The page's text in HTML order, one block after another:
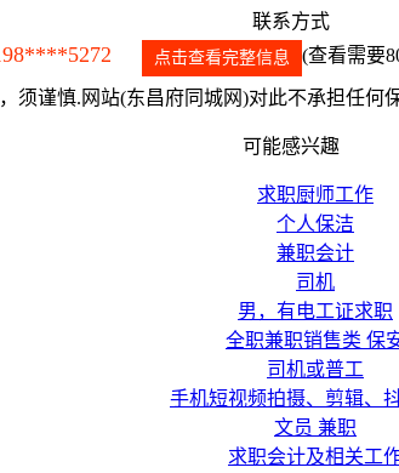
联系方式
点击查看完整信息 (查看需要
须谨慎.网站(东昌府同城网)对此不承担任何
可能感兴趣
求职厨师工作
个人保洁
兼职会计
司机
男，有电工证求职
全职兼职销售类 保
司机或普工
手机短视频拍摄、剪辑、
文员 兼职
求职会计及相关工